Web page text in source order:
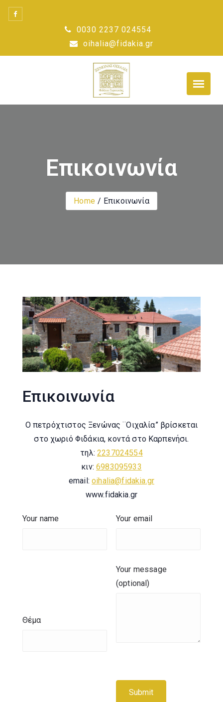
Skip
0030 2237 024554
oihalia@fidakia.gr
Επικοινωνία
Home Επικοινωνία
Επικοινωνία
Ο πετρόχτιστος Ξενώνας ¨Οιχαλία” βρίσκεται
στο χωριό Φιδάκια, κοντά στο Καρπενήσι.
τηλ:2237024554
κιν:6983095933
email:oihalia@fidakia.gr
www.fidakia.gr
Your name Your email
Θέμα
Your message
(optional)